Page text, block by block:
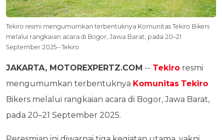
Tekiro resmi mengumumkan terbentuknya Komunitas Tekiro Bikers
melalui rangkaian acara di Bogor, Jawa Barat, pada 20–21
September 2025--Tekiro
JAKARTA, MOTOREXPERTZ.COM -- Tekiro resmi
mengumumkan terbentuknya Komunitas Tekiro
Bikers melalui rangkaian acara di Bogor, Jawa Barat,
pada 20–21 September 2025.